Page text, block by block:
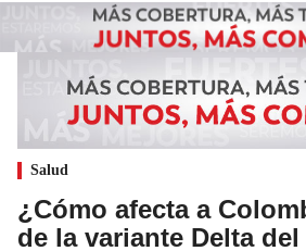
Salud
¿Cómo afecta a
de la variante Delta del